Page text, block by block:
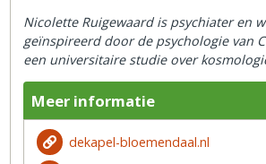
Nicolette Ruigewaard is psychiater en
geïnspireerd door de psychologie van
een universitaire studie over
Meer informatie
dekapel-bloemendaal.nl